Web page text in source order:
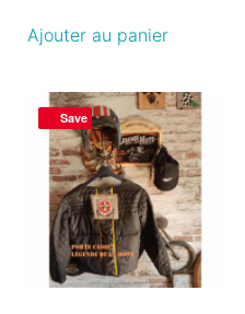
Ajouter au panier
Save